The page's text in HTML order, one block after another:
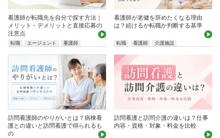
看護師が転職先を自分で探す方法｜
メリット・デメリットと直接応募の
注意点
転職 エージェント 看護師
看護師が老健を辞めたくなる理由
は？続けるか転職か判断する基準
転職 看護師 介護施設
訪問看護師のやりがいとは？病棟看
護との違いと訪問看護で得られるも
の
訪問看護と訪問介護の違いは？仕事
内容・資格・対象・料金を比較